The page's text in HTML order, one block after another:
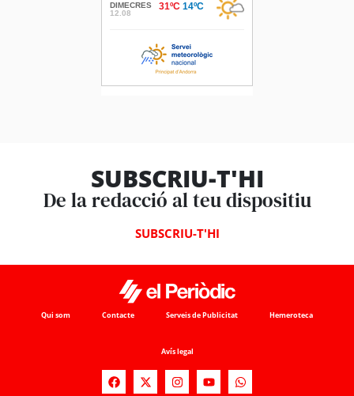
SUBSCRIU-T'HI
De la redacció al teu dispositiu
SUBSCRIU-T'HI
Qui som Contacte Serveis de Publicitat Hemeroteca
Avís legal